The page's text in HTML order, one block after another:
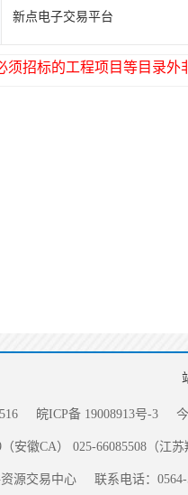
新点电子交易平台
须招标的工程项目等目录
皖ICP备 19008913号-3
安徽CA） 025-66085508（江
源交易中心 联系电话：0564-